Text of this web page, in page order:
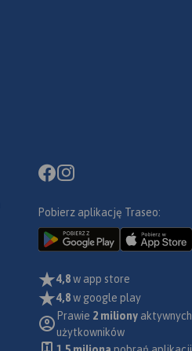
Pobierz aplikację Traseo:
4,8w app store
4,8w google play
Prawie 2 miliony aktywnych
użytkowników